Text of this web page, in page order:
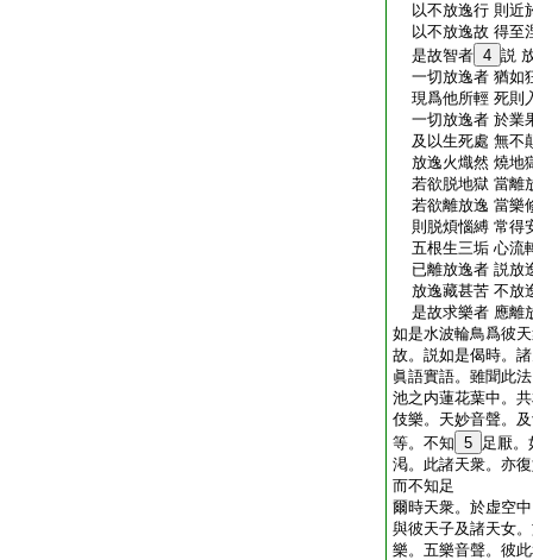
以不放逸行 則近
以不放逸故 得至
是故智者 4 説
一切放逸者 猶如
現爲他所輕 死則
一切放逸者 於業
及以生死處 無不
放逸火熾然 燒地
若欲脱地獄 當離
若欲離放逸 當樂
則脱煩惱縛 常得
五根生三垢 心流
已離放逸者 説放
放逸藏甚苦 不放
是故求樂者 應離
如是水波輪鳥爲彼
故。説如是偈時。
眞語實語。雖聞此
池之内蓮花葉中。
伎樂。天妙音聲。
等。不知 5 足厭。
渇。此諸天衆。亦
而不知足
爾時天衆。於虚空
與彼天子及諸天女
樂。五樂音聲。彼